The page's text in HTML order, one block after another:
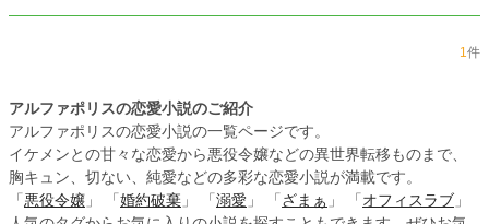
1件
アルファポリスの恋愛小説のご紹介
アルファポリスの恋愛小説の一覧ページです。
イケメンとの甘々な恋愛から悪役令嬢などの異世界転移ものまで、
胸キュン、切ない、純愛などの多彩な恋愛小説が満載です。
「 悪役令嬢 」 「 婚約破棄 」 「 溺愛 」 「 ざまぁ 」 「 オフィスラブ 」